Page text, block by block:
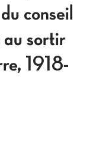
conseil
au sortir
1918-